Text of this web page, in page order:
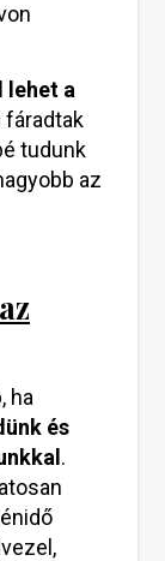
lehet a
fáradtak
tudunk
az
ha
és
.